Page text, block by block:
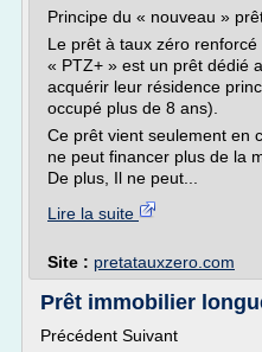
Principe du « nouveau »
Le prêt à taux zéro
« PTZ+ » est un prêt dédié
acquérir leur résidence
occupé plus de 8 ans).
Ce prêt vient seulement en
ne peut financer plus de la
De plus, Il ne peut...
Lire la suite
Site : pretatauxzero.com
Prêt immobilier
Précédent Suivant